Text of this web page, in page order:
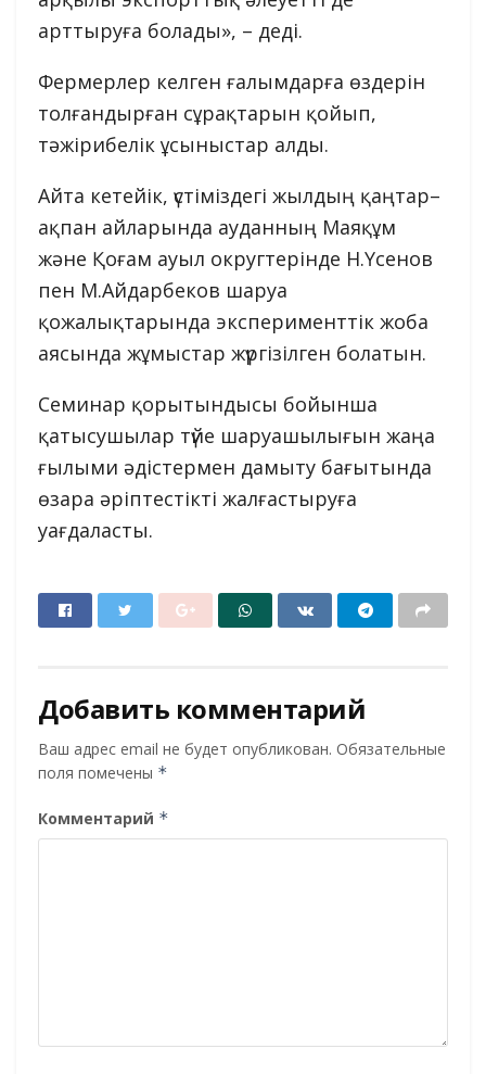
арттыруға болады», – деді.
Фермерлер келген ғалымдарға өздерін
толғандырған сұрақтарын қойып,
тәжірибелік ұсыныстар алды.
Айта кетейік, үстіміздегі жылдың қаңтар–
ақпан айларында ауданның Маяқұм
және Қоғам ауыл округтерінде Н.Үсенов
пен М.Айдарбеков шаруа
қожалықтарында эксперименттік жоба
аясында жұмыстар жүргізілген болатын.
Семинар қорытындысы бойынша
қатысушылар түйе шаруашылығын жаңа
ғылыми әдістермен дамыту бағытында
өзара әріптестікті жалғастыруға
уағдаласты.
Добавить комментарий
Ваш адрес email не будет опубликован. Обязательные
поля помечены *
Комментарий *